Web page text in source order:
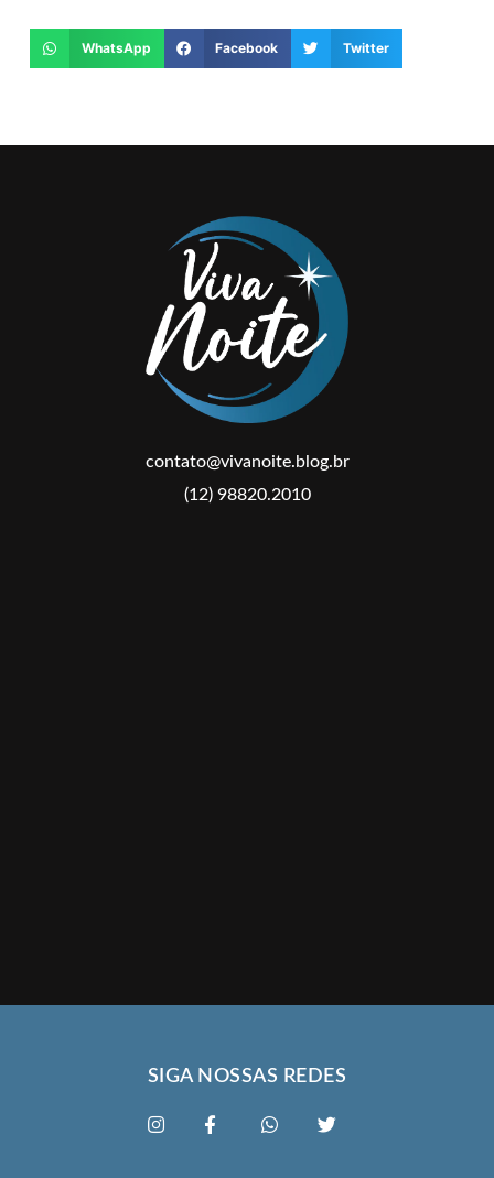
WhatsApp Facebook Twitter
contato@vivanoite.blog.br
(12) 98820.2010
SIGA NOSSAS REDES